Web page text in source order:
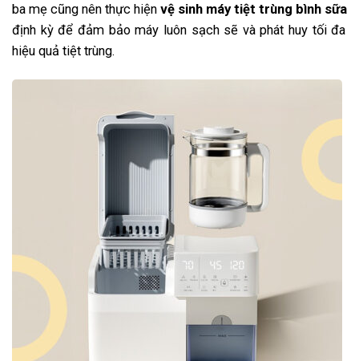
ba mẹ cũng nên thực hiện vệ sinh máy tiệt trùng bình sữa
định kỳ để đảm bảo máy luôn sạch sẽ và phát huy tối đa
hiệu quả tiệt trùng.